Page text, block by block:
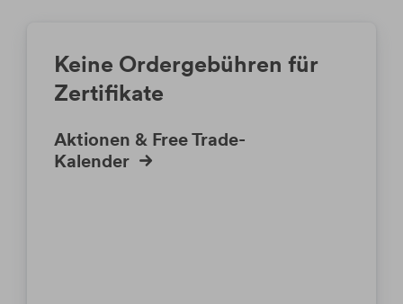
Keine Ordergebühren für
Zertifikate
Aktionen & Free Trade-
Kalender